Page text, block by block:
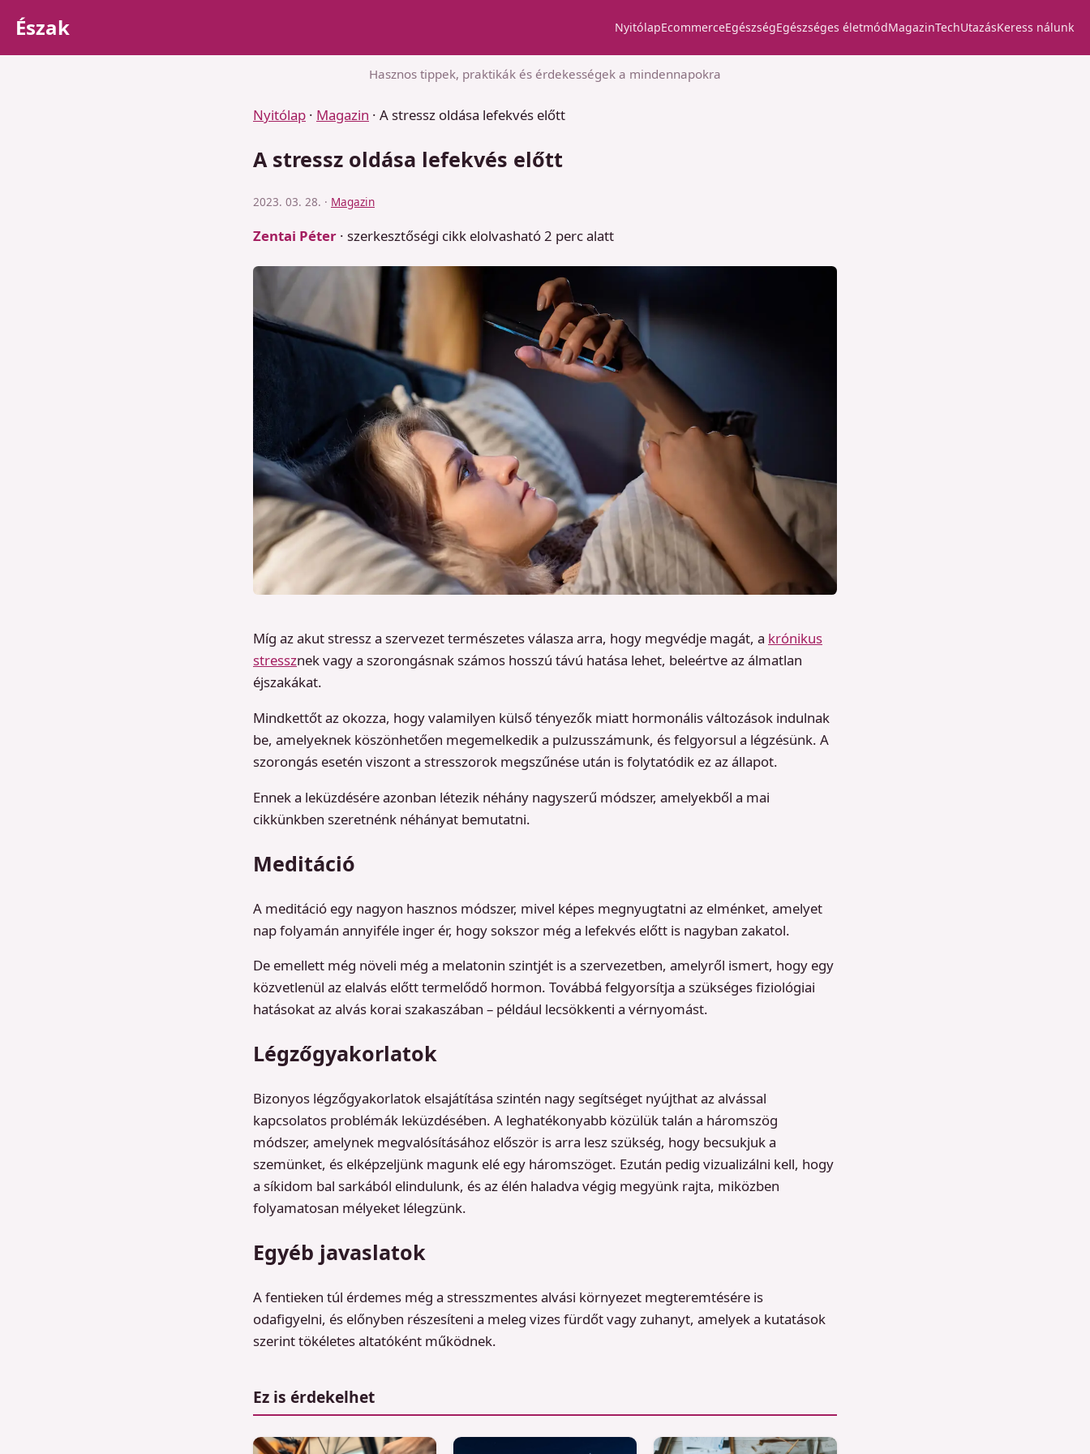
Észak NyitólapEcommerceEgészségEgészséges életmódMagazinTechUtazásKeress nálunk
Hasznos tippek, praktikák és érdekességek a mindennapokra
Nyitólap · Magazin · A stressz oldása lefekvés előtt
A stressz oldása lefekvés előtt
2023. 03. 28. · Magazin
Zentai Péter · szerkesztőségi cikk elolvasható 2 perc alatt
Míg az akut stressz a szervezet természetes válasza arra, hogy megvédje magát, a krónikus
stressznek vagy a szorongásnak számos hosszú távú hatása lehet, beleértve az álmatlan
éjszakákat.
Mindkettőt az okozza, hogy valamilyen külső tényezők miatt hormonális változások indulnak
be, amelyeknek köszönhetően megemelkedik a pulzusszámunk, és felgyorsul a légzésünk. A
szorongás esetén viszont a stresszorok megszűnése után is folytatódik ez az állapot.
Ennek a leküzdésére azonban létezik néhány nagyszerű módszer, amelyekből a mai
cikkünkben szeretnénk néhányat bemutatni.
Meditáció
A meditáció egy nagyon hasznos módszer, mivel képes megnyugtatni az elménket, amelyet
nap folyamán annyiféle inger ér, hogy sokszor még a lefekvés előtt is nagyban zakatol.
De emellett még növeli még a melatonin szintjét is a szervezetben, amelyről ismert, hogy egy
közvetlenül az elalvás előtt termelődő hormon. Továbbá felgyorsítja a szükséges fiziológiai
hatásokat az alvás korai szakaszában – például lecsökkenti a vérnyomást.
Légzőgyakorlatok
Bizonyos légzőgyakorlatok elsajátítása szintén nagy segítséget nyújthat az alvással
kapcsolatos problémák leküzdésében. A leghatékonyabb közülük talán a háromszög
módszer, amelynek megvalósításához először is arra lesz szükség, hogy becsukjuk a
szemünket, és elképzeljünk magunk elé egy háromszöget. Ezután pedig vizualizálni kell, hogy
a síkidom bal sarkából elindulunk, és az élén haladva végig megyünk rajta, miközben
folyamatosan mélyeket lélegzünk.
Egyéb javaslatok
A fentieken túl érdemes még a stresszmentes alvási környezet megteremtésére is
odafigyelni, és előnyben részesíteni a meleg vizes fürdőt vagy zuhanyt, amelyek a kutatások
szerint tökéletes altatóként működnek.
Ez is érdekelhet